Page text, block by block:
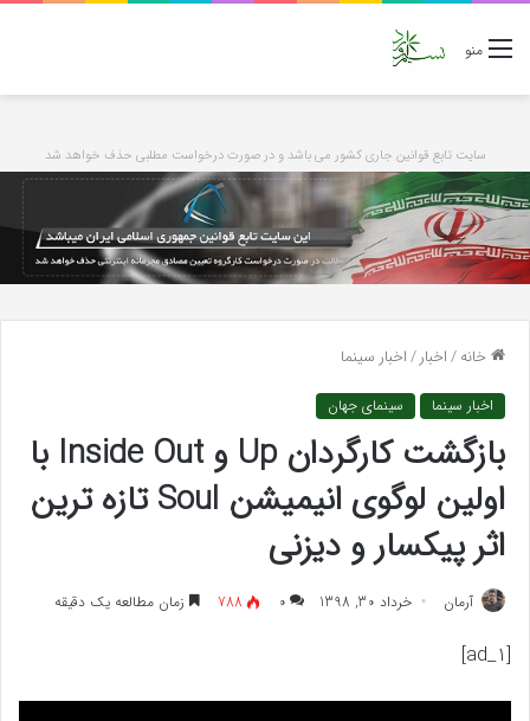
منو
سایت تابع قوانین جاری کشور می باشد و در صورت درخواست مطلبی حذف خواهد شد
خانه/اخبار/اخبار سینما
اخبار سینما سینمای جهان
بازگشت کارگردان Up و Inside Out با
اولین لوگوی انیمیشن Soul تازه ترین
اثر پیکسار و دیزنی
آرمان خرداد 30, 1398 ۰ 788 زمان مطالعه یک دقیقه
[ad_1]